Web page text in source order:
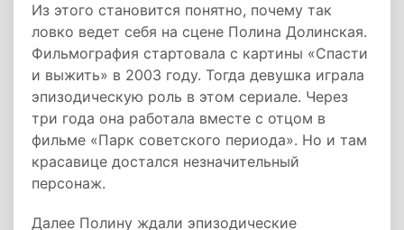
Из этого становится понятно, почему так
ловко ведет себя на сцене Полина Долинская.
Фильмография стартовала с картины «Спасти
и выжить» в 2003 году. Тогда девушка играла
эпизодическую роль в этом сериале. Через
три года она работала вместе с отцом в
фильме «Парк советского периода». Но и там
красавице достался незначительный
персонаж.
Далее Полину ждали эпизодические